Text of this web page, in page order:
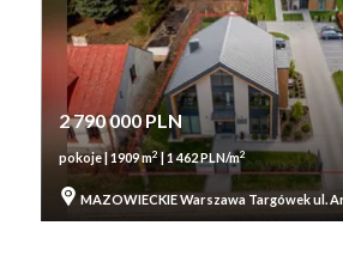
2 790 000 PLN
pokoje | 1909 m2| 1 462 PLN/m2
MAZOWIECKIE Warszawa Targówek ul.